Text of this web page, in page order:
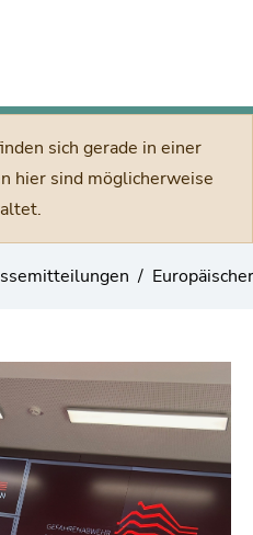
sich gerade in einer
hier sind möglicherweise